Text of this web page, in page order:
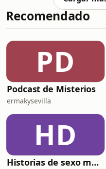
use of personal
Recomendado
PD
Podcast de Misterios
ermakysevilla
HD
Historias de sexo muy intensas y calientes